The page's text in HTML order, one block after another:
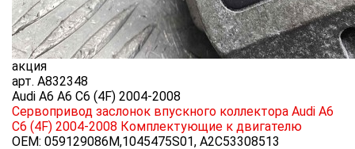
акция
арт. A832348
Audi A6 A6 C6 (4F) 2004-2008
Сервопривод заслонок впускного коллектора Audi A6
C6 (4F) 2004-2008 Комплектующие к двигателю
OEM: 059129086M,1045475S01, A2C53308513